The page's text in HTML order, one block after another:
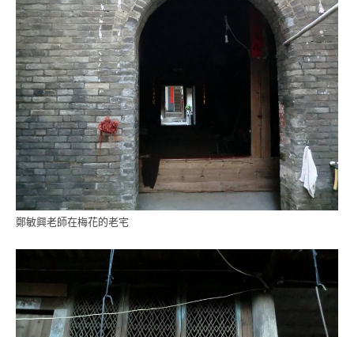
鄭敏興老師在梅花的老宅